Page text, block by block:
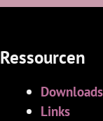
Ressourcen
Downloads
Links